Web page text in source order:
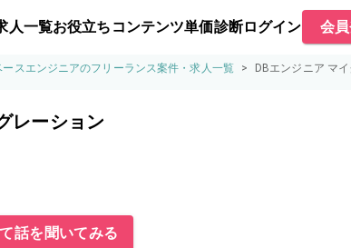
人一覧お役立ちコンテンツ単価診断ログイン 会
ースエンジニアのフリーランス案件・求人一覧 > DBエンジニア マ
レーション
話を聞いてみる